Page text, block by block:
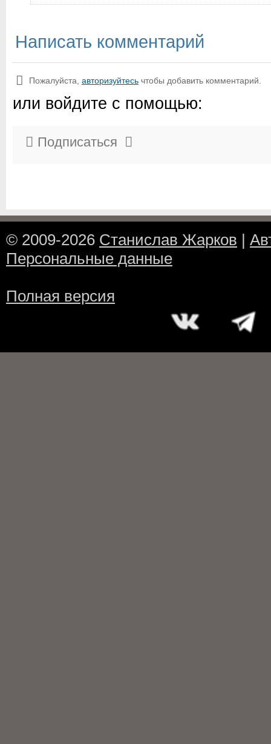
Написать комментарий
Пожалуйста, авторизуйтесь чтобы добавить комментарий.
или войдите с помощью:
Подписаться
© 2009-2026 Станислав Жарков |
Персональные данные
Полная версия